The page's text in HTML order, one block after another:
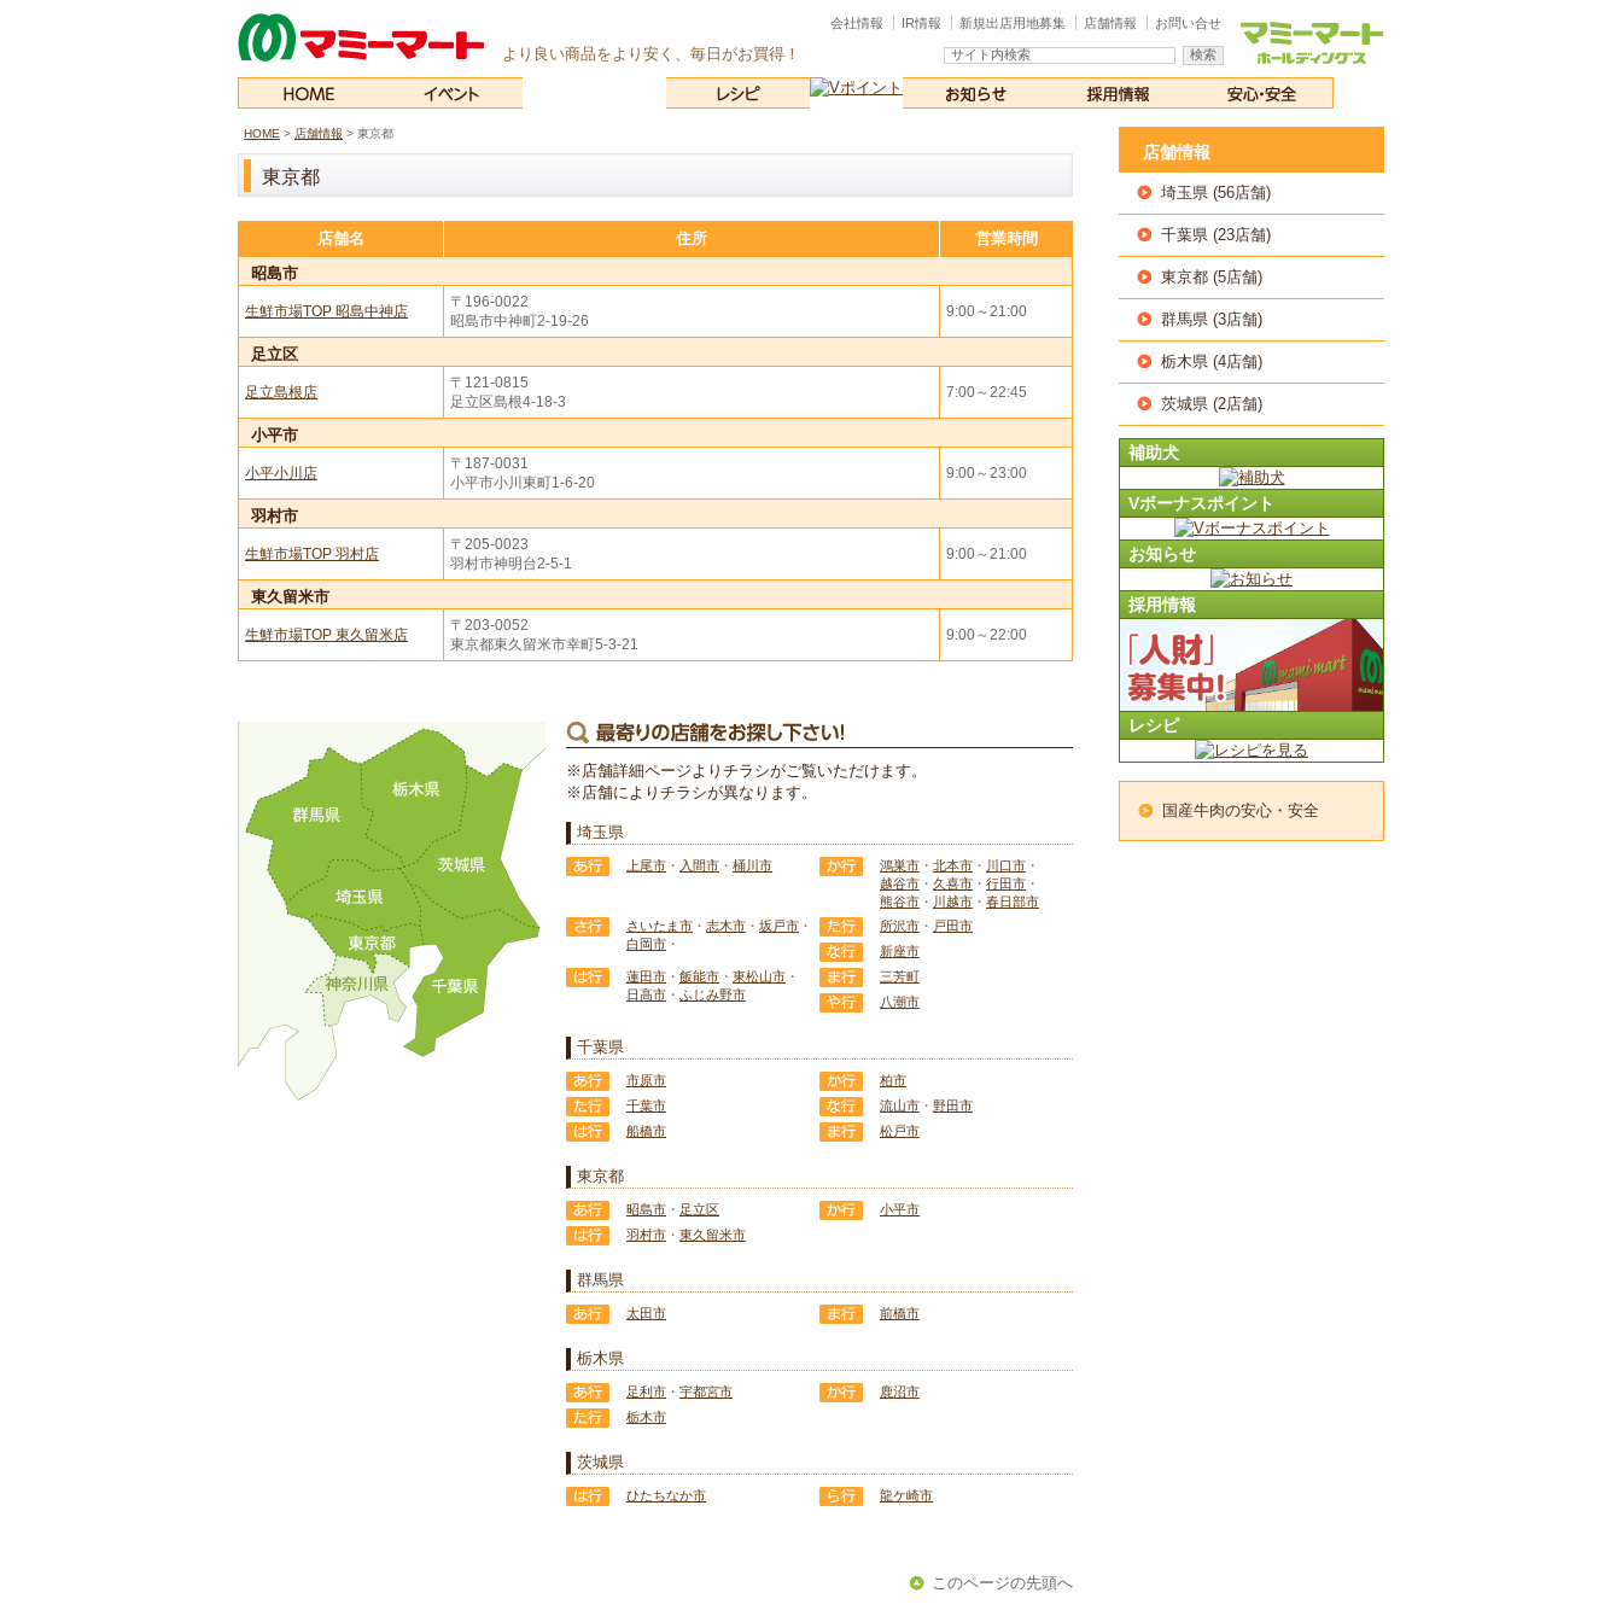
より良い商品をより安く、毎日がお買得！
会社情報 IR情報 新規出店用地募集 店舗情報 お問い合せ
HOME > 店舗情報 > 東京都
東京都
店舗名 住所
営業時間
昭島市
生鮮市場TOP 昭島中神店
〒196-0022
昭島市中神町2-19-26
9:00～21:00
足立区
足立島根店
〒121-0815
足立区島根4-18-3
7:00～22:45
小平市
小平小川店
〒187-0031
小平市小川東町1-6-20
9:00～23:00
羽村市
生鮮市場TOP 羽村店
〒205-0023
羽村市神明台2-5-1
9:00～21:00
東久留米市
生鮮市場TOP 東久留米店
〒203-0052
東京都東久留米市幸町5-3-21
9:00～22:00
※店舗詳細ページよりチラシがご覧いただけます。
※店舗によりチラシが異なります。
埼玉県
上尾市 ・ 入間市 ・ 桶川市 鴻巣市 ・ 北本市 ・ 川口市 ・
越谷市 ・ 久喜市 ・ 行田市 ・
熊谷市 ・ 川越市 ・ 春日部市
さいたま市 ・ 志木市 ・ 坂戸市 ・
白岡市 ・
所沢市 ・ 戸田市
新座市
蓮田市 ・ 飯能市 ・ 東松山市 ・
日高市 ・ ふじみ野市
三芳町
八潮市
千葉県
市原市
柏市
千葉市
流山市 ・ 野田市
船橋市
松戸市
東京都
昭島市 ・ 足立区
小平市
羽村市 ・ 東久留米市
群馬県
太田市 前橋市
栃木県
足利市 ・ 宇都宮市
鹿沼市
栃木市
茨城県
ひたちなか市 龍ケ崎市
このページの先頭へ
店舗情報
埼玉県 (56店舗)
千葉県 (23店舗)
東京都 (5店舗)
群馬県 (3店舗)
栃木県 (4店舗)
茨城県 (2店舗)
補助犬
Vボーナスポイント
お知らせ
採用情報
レシピ
国産牛肉の安心・安全